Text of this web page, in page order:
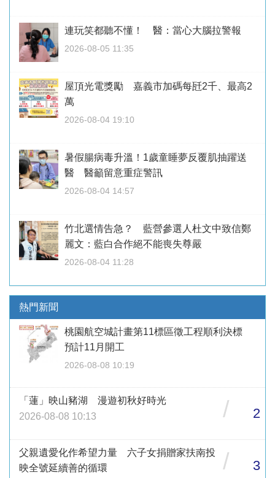
連玩笑都聽不懂！ 醫：當心大腦拉警報
2026-08-05 11:35
屋頂光電獎勵 嘉義市加碼每瓩2千、最高2
萬
2026-08-04 19:10
暑假腸病毒升溫！1歲童睡夢反覆肌抽躍送
醫 醫籲留意重症警訊
2026-08-04 14:57
竹北選情告急？ 藍營參選人杜文中致信鄭
麗文：藍白合作絕不能喪失尊嚴
2026-08-04 11:28
熱門新聞
桃園航空城計畫第11標區徵工程順利決標
預計11月開工
2026-08-08 10:19
「蓮」映山豬湖 漫遊初秋好時光
2026-08-08 10:13
/ 2
父親遺愛化作希望力量 六子女捐贈家扶南投
映全號延續善的循環
/ 3